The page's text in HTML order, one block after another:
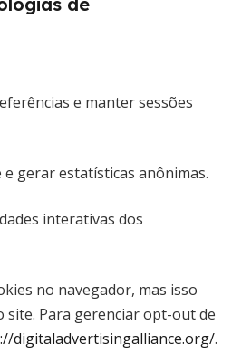
e manter sessões
gerar estatísticas anônimas.
interativas dos
no navegador, mas isso
site. Para gerenciar opt-out de
digitaladvertisingalliance.org/.